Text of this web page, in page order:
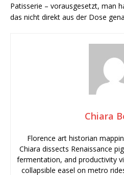
Patisserie – vorausgesetzt, man
das nicht direkt aus der Dose
Chiara
Florence art historian
Chiara dissects Renaissance
fermentation, and productivity
collapsible easel on metro